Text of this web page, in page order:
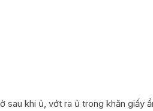
khi ủ, vớt ra ủ trong khăn giấy